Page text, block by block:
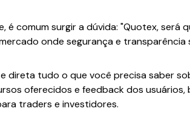
comum surgir a dúvida: "Quotex, será
onde segurança e transparência
direta tudo o que você precisa saber
oferecidos e feedback dos
traders e investidores.